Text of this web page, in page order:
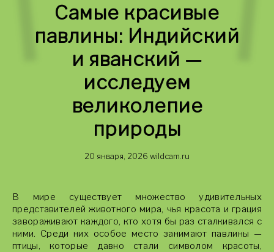
Самые красивые
павлины: Индийский
и яванский —
исследуем
великолепие
природы
20 января, 2026 wildcam.ru
В мире существует множество удивительных
представителей животного мира, чья красота и грация
завораживают каждого, кто хотя бы раз сталкивался с
ними. Среди них особое место занимают павлины —
птицы, которые давно стали символом красоты,